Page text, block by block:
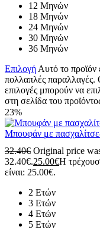
12 Μηνών
18 Μηνών
24 Μηνών
30 Μηνών
36 Μηνών
Επιλογή Αυτό το προϊόν
πολλαπλές παραλλαγές.
επιλογές μπορούν να
στη σελίδα του
23%
Μπουφάν με
32.40€ Original price
32.40€.25.00€Η
είναι: 25.00€.
2 Ετών
3 Ετών
4 Ετών
5 Ετών